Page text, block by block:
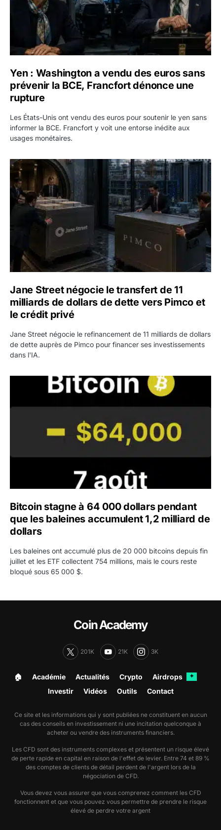
Yen : Washington a vendu des euros sans
prévenir la BCE, Francfort dénonce une
rupture
Les États-Unis ont vendu des euros pour soutenir le yen sans
informer la BCE. Francfort y voit une entorse inédite aux
usages monétaires.
Jane Street négocie le transfert de 11 milliards de
Jane Street négocie le transfert de 11
milliards de dollars de dette vers Pimco et
le crédit privé
Jane Street négocie le refinancement de 11 milliards de dollars
de dette auprès de Pimco pour financer ses investissements
dans l'IA.
Bitcoin stagne à 64 000 dollars pendant que les
Bitcoin stagne à 64 000 dollars pendant
que les baleines accumulent 1,2 milliard de
dollars
Les baleines ont accumulé plus de 20 000 bitcoins depuis fin
juillet et les ETF collectent 754 millions, mais le cours reste
bloqué sous 65 000 $.
Coin Academy
201K 21K 3K
🏠︎ Académie Actualités Crypto Airdrops ✦
Investir Vidéos Outils Contact
Ce site et les informations qui y sont publiées ne constituent en aucun
cas des conseils en investissement ni une incitation quelconque à
acheter ou vendre des instruments financiers.
Les CFD sont des instruments complexes et présentent un risque élevé
de perte rapide en capital en raison de l'effet de levier. Entre 74 et 89 %
des comptes de clients de détail perdent de l'argent lors de la
négociation de CFD.
Vous devez vous assurer que vous comprenez comment les CFD
fonctionnent et que vous pouvez vous permettre de prendre le risque
élevé de perdre votre argent